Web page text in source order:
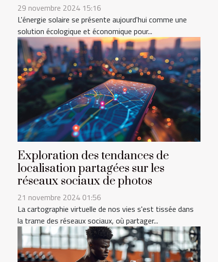
29 novembre 2024 15:16
L'énergie solaire se présente aujourd'hui comme une
solution écologique et économique pour...
Exploration des tendances de
localisation partagées sur les
réseaux sociaux de photos
21 novembre 2024 01:56
La cartographie virtuelle de nos vies s'est tissée dans
la trame des réseaux sociaux, où partager...